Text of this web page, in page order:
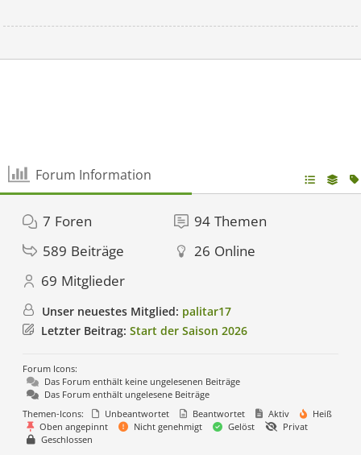
Forum Information
7 Foren 94 Themen
589 Beiträge 26 Online
69 Mitglieder
Unser neuestes Mitglied: palitar17
Letzter Beitrag: Start der Saison 2026
Forum Icons:
Das Forum enthält keine ungelesenen Beiträge
Das Forum enthält ungelesene Beiträge
Themen-Icons:
Unbeantwortet Beantwortet Aktiv
Heiß
Oben angepinnt
Nicht genehmigt Gelöst
Privat
Geschlossen